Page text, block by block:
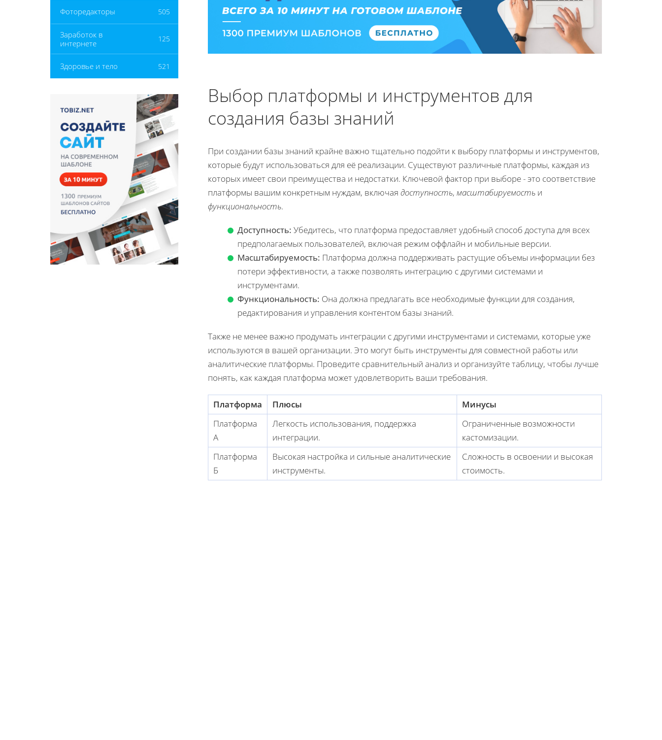
Фоторедакторы 505
Заработок в
интернете
125
Здоровье и тело 521
Выбор платформы и инструментов для
создания базы знаний
При создании базы знаний крайне важно тщательно подойти к выбору платформы и инструментов,
которые будут использоваться для её реализации. Существуют различные платформы, каждая из
которых имеет свои преимущества и недостатки. Ключевой фактор при выборе - это соответствие
платформы вашим конкретным нуждам, включая доступность, масштабируемость и
функциональность.
Доступность: Убедитесь, что платформа предоставляет удобный способ доступа для всех
предполагаемых пользователей, включая режим оффлайн и мобильные версии.
Масштабируемость: Платформа должна поддерживать растущие объемы информации без
потери эффективности, а также позволять интеграцию с другими системами и
инструментами.
Функциональность: Она должна предлагать все необходимые функции для создания,
редактирования и управления контентом базы знаний.
Также не менее важно продумать интеграции с другими инструментами и системами, которые уже
используются в вашей организации. Это могут быть инструменты для совместной работы или
аналитические платформы. Проведите сравнительный анализ и организуйте таблицу, чтобы лучше
понять, как каждая платформа может удовлетворить ваши требования.
Платформа Плюсы
Минусы
Платформа
А
Легкость использования, поддержка
интеграции.
Ограниченные возможности
кастомизации.
Платформа
Б
Высокая настройка и сильные аналитические
инструменты.
Сложность в освоении и высокая
стоимость.